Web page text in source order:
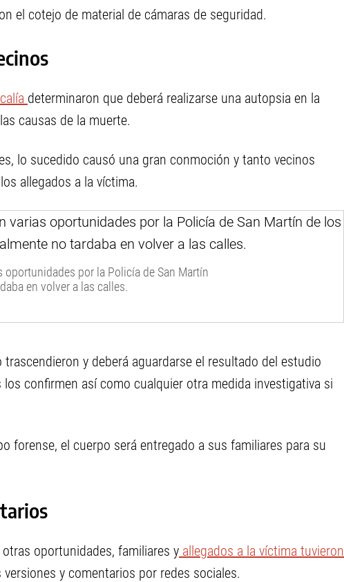
el cotejo de material de cámaras de seguridad.
determinaron que deberá realizarse una autopsia en la
causas de la muerte.
lo sucedido causó una gran conmoción y tanto vecinos
allegados a la víctima.
oportunidades por la Policía de San Martín
en volver a las calles.
y deberá aguardarse el resultado del estudio
confirmen así como cualquier otra medida investigativa si
forense, el cuerpo será entregado a sus familiares para su
oportunidades, familiares y allegados a la víctima tuvieron
y comentarios por redes sociales.